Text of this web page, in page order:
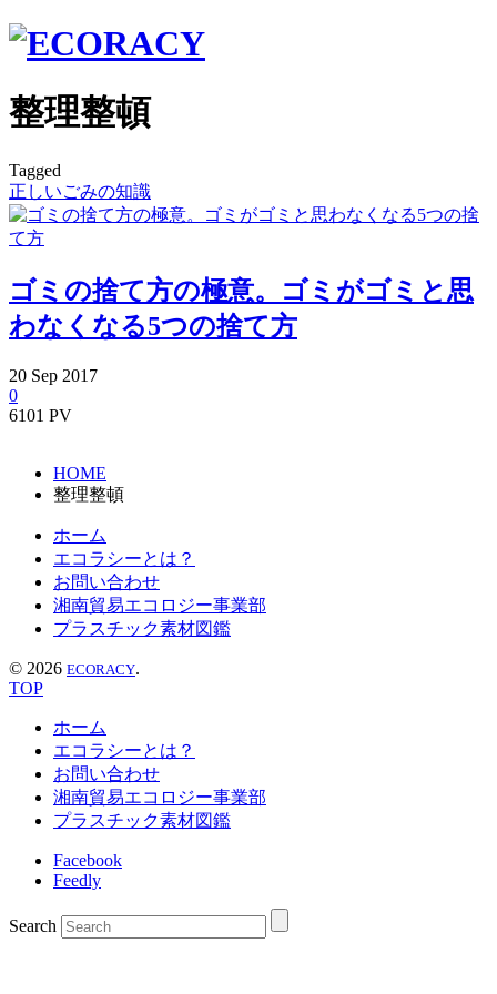
整理整頓
Tagged
正しいごみの知識
ゴミの捨て方の極意。ゴミがゴミと思
わなくなる5つの捨て方
20 Sep 2017
0
6101 PV
HOME
整理整頓
ホーム
エコラシーとは？
お問い合わせ
湘南貿易エコロジー事業部
プラスチック素材図鑑
© 2026 ECORACY.
TOP
ホーム
エコラシーとは？
お問い合わせ
湘南貿易エコロジー事業部
プラスチック素材図鑑
Facebook
Feedly
Search